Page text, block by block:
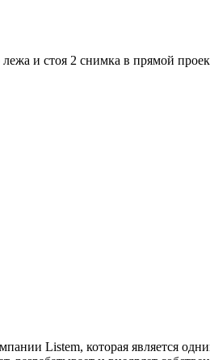
и стоя 2 снимка в прямой
Listem, которая является